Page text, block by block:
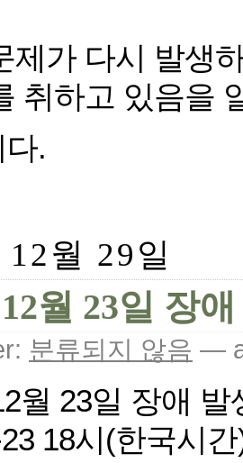
제가 다시 발생
취하고 있음을
.
월 29일
월 23일 장
분류되지 않음 —
월 23일 장애 발
18시(한국시